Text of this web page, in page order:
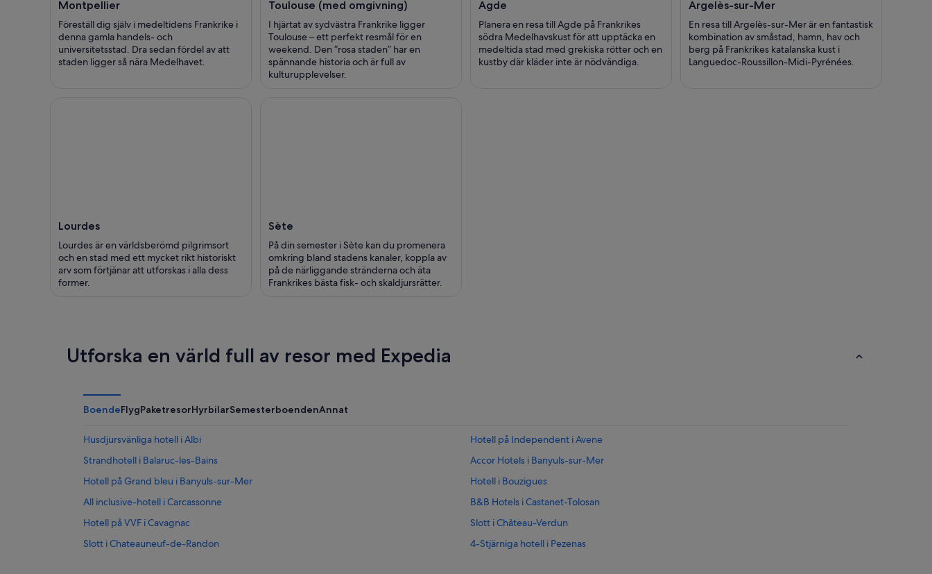
Montpellier
Föreställ dig själv i medeltidens Frankrike i
denna gamla handels- och
universitetsstad. Dra sedan fördel av att
staden ligger så nära Medelhavet.
Toulouse (med omgivning)
I hjärtat av sydvästra Frankrike ligger
Toulouse – ett perfekt resmål för en
weekend. Den ”rosa staden” har en
spännande historia och är full av
kulturupplevelser.
Agde
Planera en resa till Agde på Frankrikes
södra Medelhavskust för att upptäcka en
medeltida stad med grekiska rötter och en
kustby där kläder inte är nödvändiga.
Argelès-sur-Mer
En resa till Argelès-sur-Mer är en fantastisk
kombination av småstad, hamn, hav och
berg på Frankrikes katalanska kust i
Languedoc-Roussillon-Midi-Pyrénées.
Lourdes
Lourdes är en världsberömd pilgrimsort
och en stad med ett mycket rikt historiskt
arv som förtjänar att utforskas i alla dess
former.
Sète
På din semester i Sète kan du promenera
omkring bland stadens kanaler, koppla av
på de närliggande stränderna och äta
Frankrikes bästa fisk- och skaldjursrätter.
Utforska en värld full av resor med Expedia
BoendeFlygPaketresorHyrbilarSemesterboendenAnnat
Husdjursvänliga hotell i Albi
Hotell på Independent i Avene
Strandhotell i Balaruc-les-Bains
Accor Hotels i Banyuls-sur-Mer
Hotell på Grand bleu i Banyuls-sur-Mer
Hotell i Bouzigues
All inclusive-hotell i Carcassonne
B&B Hotels i Castanet-Tolosan
Hotell på VVF i Cavagnac
Slott i Château-Verdun
Slott i Chateauneuf-de-Randon
4-Stjärniga hotell i Pezenas